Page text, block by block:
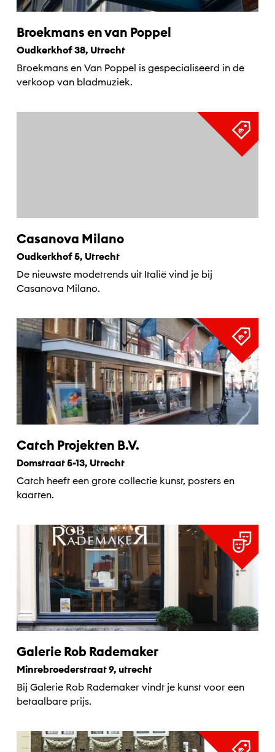
Broekmans en van Poppel
Oudkerkhof 38, Utrecht
Broekmans en Van Poppel is gespecialiseerd in de
verkoop van bladmuziek.
Casanova Milano
Oudkerkhof 5, Utrecht
De nieuwste modetrends uit Italië vind je bij
Casanova Milano.
Catch Projekten B.V.
Domstraat 5-13, Utrecht
Catch heeft een grote collectie kunst, posters en
kaarten.
Galerie Rob Rademaker
Minrebroederstraat 9, utrecht
Bij Galerie Rob Rademaker vindt je kunst voor een
betaalbare prijs.